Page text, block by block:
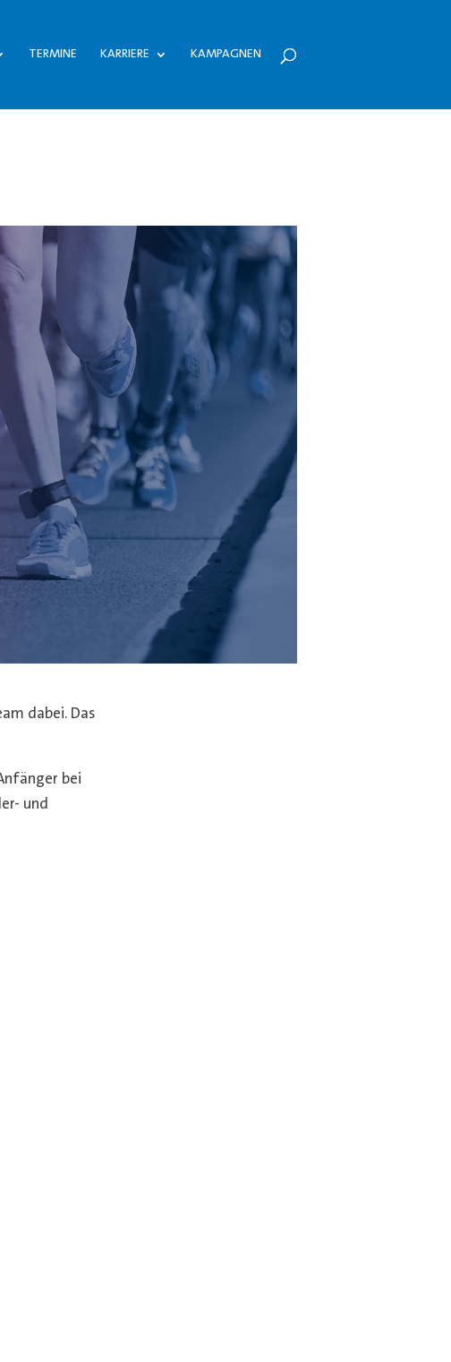
TERMINE KARRIERE KAMPAGNEN
dabei. Das
bei
und